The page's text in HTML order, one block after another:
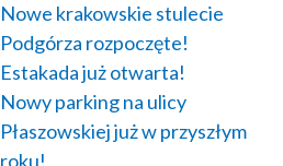
Nowe krakowskie stulecie
Podgórza rozpoczęte!
Estakada już otwarta!
Nowy parking na ulicy
Płaszowskiej już w przyszłym
roku!